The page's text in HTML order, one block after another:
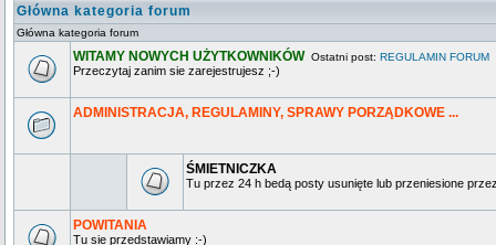
Główna kategoria forum
Główna kategoria forum
WITAMY NOWYCH UŻYTKOWNIKÓW Ostatni post: REGULAMIN FORUM
Przeczytaj zanim sie zarejestrujesz ;-)
ADMINISTRACJA, REGULAMINY, SPRAWY PORZĄDKOWE ...
ŚMIETNICZKA
Tu przez 24 h bedą posty usunięte lub przeniesione
POWITANIA
Tu sie przedstawiamy :-)